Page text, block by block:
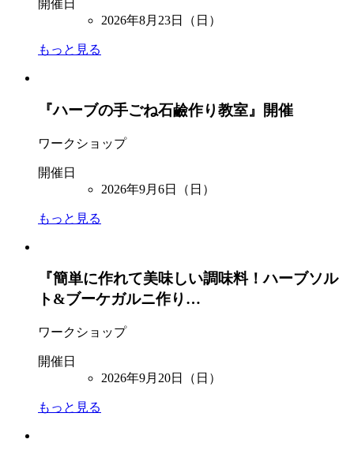
開催日
2026年8月23日（日）
もっと見る
『ハーブの手ごね石鹼作り教室』開催
ワークショップ
開催日
2026年9月6日（日）
もっと見る
『簡単に作れて美味しい調味料！ハーブソル
ト&ブーケガルニ作り…
ワークショップ
開催日
2026年9月20日（日）
もっと見る